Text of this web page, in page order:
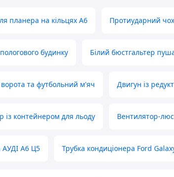
планера на кільцях А6 Протиударний
будинку Білий бюстгальтер
та футбольний м'яч Двигун із
із контейнером для льоду Вентилятор-
АУДІ А6 Ц5 Трубка кондиціонера Ford